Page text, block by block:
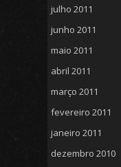
julho 2011
junho 2011
maio 2011
abril 2011
março 2011
fevereiro 2011
janeiro 2011
dezembro 2010